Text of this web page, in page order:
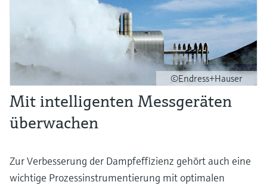
©Endress+Hauser
Mit intelligenten Messgeräten
überwachen
Zur Verbesserung der Dampfeffizienz gehört auch eine
wichtige Prozessinstrumentierung mit optimalen